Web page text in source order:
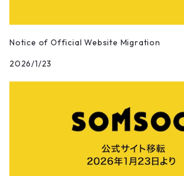
田辺美那子
Notice of Official Website Migration
2026/1/23